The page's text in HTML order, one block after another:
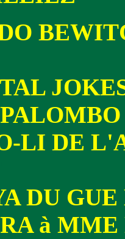
LI DE
DU
à MME